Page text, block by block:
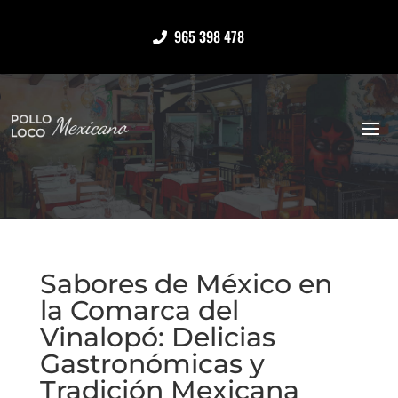
965 398 478
Sabores de México en
la Comarca del
Vinalopó: Delicias
Gastronómicas y
Tradición Mexicana